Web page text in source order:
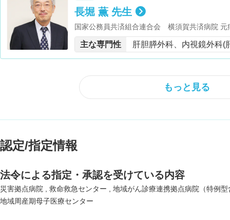
長堀 薫 先生
国家公務員共済組合連合会 横須賀共済病院 元
学部 消化器・腫瘍外科学 臨床教授・日本消
内視鏡外科学会 評議員・日本肝胆膵外科学会
ジメント学会 神奈川県支部 幹事・神奈川県消
議員・一般社団法人 日本国際医療協力センタ
員・横浜市立大学医学部医学科同窓会倶進会
済組合連合会 共同事業審査委員会委員・幹事
主な専門性 肝胆膵外科、内視鏡外科(
もっと見る
認定/指定情報
法令による指定・承認を受けている内容
災害拠点病院 救命救急センター
地域がん診療連携拠点病院（特例
地域周産期母子医療センター